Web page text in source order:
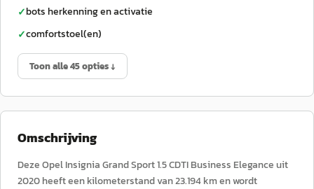
✓bots herkenning en activatie
✓comfortstoel(en)
Toon alle 45 opties ↓
Omschrijving
Deze Opel Insignia Grand Sport 1.5 CDTI Business Elegance uit
2020 heeft een kilometerstand van 23.194 km en wordt